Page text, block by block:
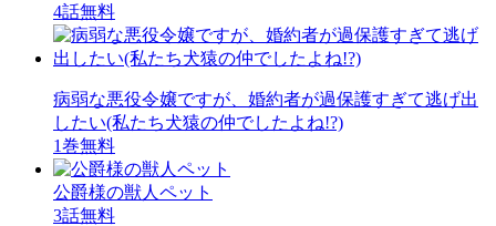
4話無料
病弱な悪役令嬢ですが、婚約者が過保護すぎて逃げ出
したい(私たち犬猿の仲でしたよね!?)
1巻無料
公爵様の獣人ペット
3話無料